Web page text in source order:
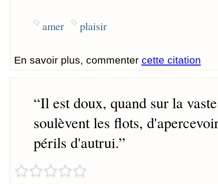
amer plaisir
En savoir plus, commenter cette citation
“Il est doux, quand sur la
soulèvent les flots,
périls d'autrui.”